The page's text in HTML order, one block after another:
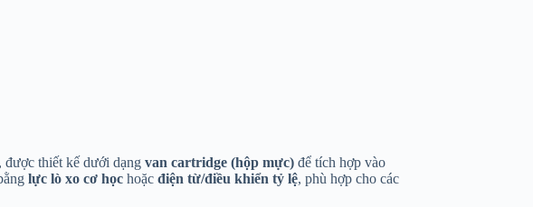
, được thiết kế dưới dạng van cartridge (hộp mực) để tích hợp vào
lực lò xo cơ học hoặc điện từ/điều khiển tỷ lệ, phù hợp cho các